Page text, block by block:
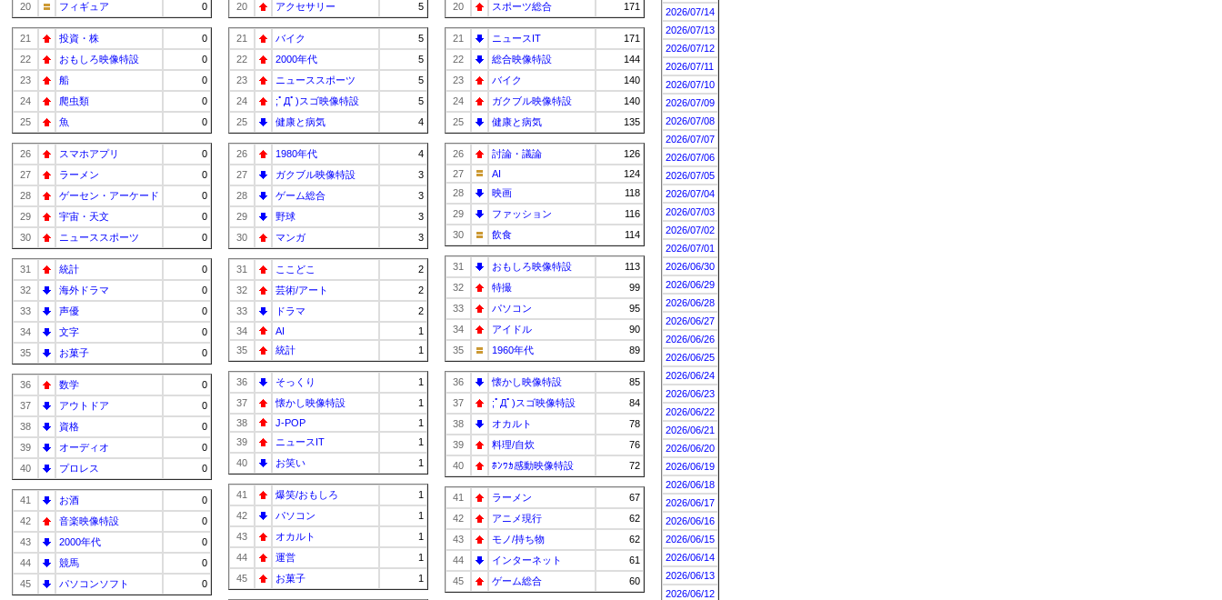
20
フィギュア 0
21 投資・株
0
22
おもしろ映像特設
0
23
船
0
24
爬虫類
0
25
魚 0
26 スマホアプリ
0
27
ラーメン
0
28
ゲーセン・アーケード
0
29
宇宙・天文
0
30
ニューススポーツ 0
31 統計
0
32
海外ドラマ
0
33
声優
0
34
文字
0
35
お菓子 0
36 数学
0
37
アウトドア
0
38
資格
0
39
オーディオ
0
40
プロレス 0
41 お酒
0
42
音楽映像特設
0
43
2000年代
0
44
競馬
0
45
パソコンソフト 0
20
アクセサリー 5
21 バイク
5
22
2000年代
5
23
ニューススポーツ
5
24
;ﾟДﾟ)スゴ映像特設
5
25
健康と病気 4
26 1980年代
4
27
ガクブル映像特設
3
28
ゲーム総合
3
29
野球
3
30
マンガ 3
31 ここどこ
2
32
芸術/アート
2
33
ドラマ
2
34
AI
1
35
統計 1
36 そっくり
1
37
懐かし映像特設
1
38
J-POP
1
39
ニュースIT
1
40
お笑い 1
41 爆笑/おもしろ
1
42
パソコン
1
43
オカルト
1
44
運営
1
45
お菓子 1
20
スポーツ総合 171
21 ニュースIT
171
22
総合映像特設
144
23
バイク
140
24
ガクブル映像特設
140
25
健康と病気 135
26 討論・議論
126
27
AI
124
28
映画
118
29
ファッション
116
30
飲食 114
31 おもしろ映像特設
113
32
特撮
99
33
パソコン
95
34
アイドル
90
35
1960年代 89
36 懐かし映像特設
85
37
;ﾟДﾟ)スゴ映像特設
84
38
オカルト
78
39
料理/自炊
76
40
ﾎﾝﾜｶ感動映像特設 72
41 ラーメン
67
42
アニメ現行
62
43
モノ/持ち物
62
44
インターネット
61
45
ゲーム総合 60
2026/07/14
2026/07/13
2026/07/12
2026/07/11
2026/07/10
2026/07/09
2026/07/08
2026/07/07
2026/07/06
2026/07/05
2026/07/04
2026/07/03
2026/07/02
2026/07/01
2026/06/30
2026/06/29
2026/06/28
2026/06/27
2026/06/26
2026/06/25
2026/06/24
2026/06/23
2026/06/22
2026/06/21
2026/06/20
2026/06/19
2026/06/18
2026/06/17
2026/06/16
2026/06/15
2026/06/14
2026/06/13
2026/06/12